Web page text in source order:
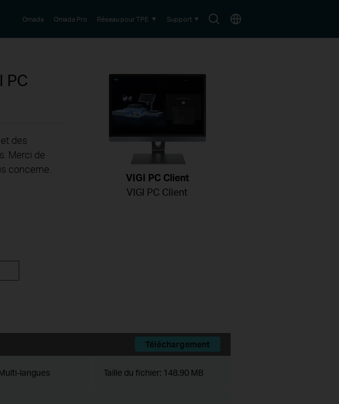
SearchChoisir
Omada Omada Pro Réseau pour TPE Support
PC
des
Merci de
concerne.
VIGI PC Client
VIGI PC Client
Téléchargement
langues Taille du fichier: 148.90 MB